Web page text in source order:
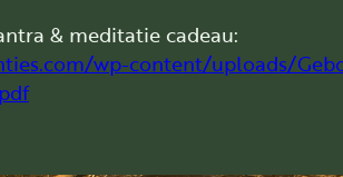
& meditatie cadeau:
wp-content/uploads/